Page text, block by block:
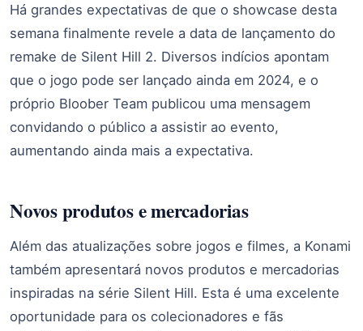
Há grandes expectativas de que o showcase desta
semana finalmente revele a data de lançamento do
remake de Silent Hill 2. Diversos indícios apontam
que o jogo pode ser lançado ainda em 2024, e o
próprio Bloober Team publicou uma mensagem
convidando o público a assistir ao evento,
aumentando ainda mais a expectativa.
Novos produtos e mercadorias
Além das atualizações sobre jogos e filmes, a Konami
também apresentará novos produtos e mercadorias
inspiradas na série Silent Hill. Esta é uma excelente
oportunidade para os colecionadores e fãs